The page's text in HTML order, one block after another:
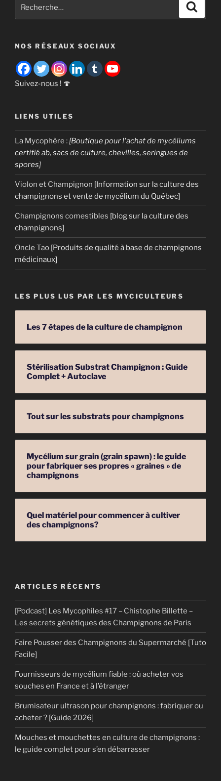
champignons
maîtriser
NOS RÉSEAUX SOCIAUX
Suivez-nous ! 🍄
LIENS UTILES
La Mycophère : [Boutique pour l'achat de mycéliums
certifié ab, sacs de culture, chevilles, seringues de
spores]
Violon et Champignon [Information sur la culture des
champignons et vente de mycélium du Québec]
Champignons comestibles [blog sur la culture des
champignons]
Oncle Tao [Produits de qualité à base de champignons
médicinaux]
LES PLUS LUS PAR LES MYCICULTEURS
Les 7 étapes de la culture de champignon
Stérilisation Substrat Champignon : Guide
Complet + Autoclave
Tout sur les substrats pour champignons
Mycélium sur grain (grain spawn) : le guide
pour fabriquer ses propres « graines » de
champignons
Quel matériel pour commencer à cultiver
des champignons?
ARTICLES RÉCENTS
[Podcast] Les Mycophiles #17 – Chistophe Billette –
Les secrets génétiques des Champignons de Paris
Faire Pousser des Champignons du Supermarché [Tuto
Facile]
Fournisseurs de mycélium fiable : où acheter vos
souches en France et à l’étranger
Brumisateur ultrason pour champignons : fabriquer ou
acheter ? [Guide 2026]
Mouches et mouchettes en culture de champignons :
le guide complet pour s’en débarrasser